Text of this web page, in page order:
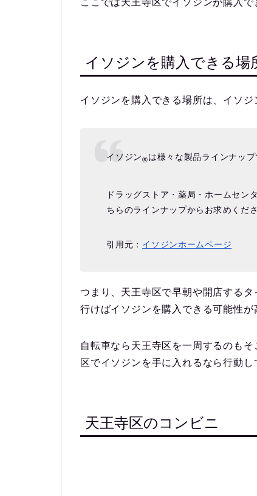
ここでは天王寺区でイソジンが購入で
イソジンを購入できる場
イソジンを購入できる場所は、イソ
イソジン®は様々な製品ラインナッ
ドラッグストア・薬局・ホームセン
ちらのラインナップからお求めくださ
引用元： イソジンホームページ
つまり、天王寺区で早朝や開店する
行けばイソジンを購入できる可能性
自転車なら天王寺区を一周するのも
区でイソジンを手に入れるなら行動し
天王寺区のコンビニ